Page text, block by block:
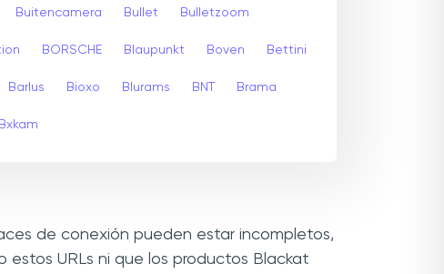
Buitencamera Bullet Bulletzoom
BORSCHE Blaupunkt Boven Bettini
Barlus Bioxo Blurams BNT Brama
Bxkam
de conexión pueden estar incompletos,
URLs ni que los productos Blackat